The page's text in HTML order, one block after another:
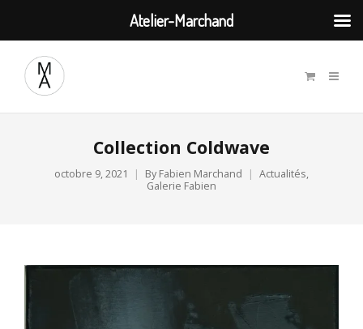
Collection Coldwave
octobre 9, 2021 By Fabien Marchand Actualités,
Galerie Fabien
Atelier-Marchand